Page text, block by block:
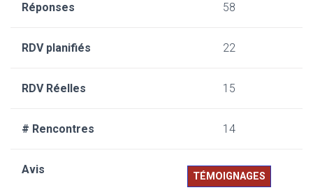
58
22
15
14
TÉMOIGNAGES